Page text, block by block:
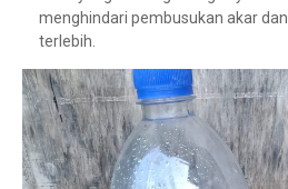
menghindari pembusukan akar
terlebih.